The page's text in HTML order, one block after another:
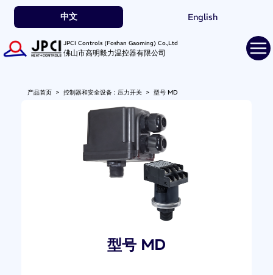
中文 English
JPCI Controls (Foshan Gaoming) Co.,Ltd
佛山市高明毅力温控器有限公司
产品首页> 控制器和安全设备 : 压力开关> 型号 MD
型号 MD